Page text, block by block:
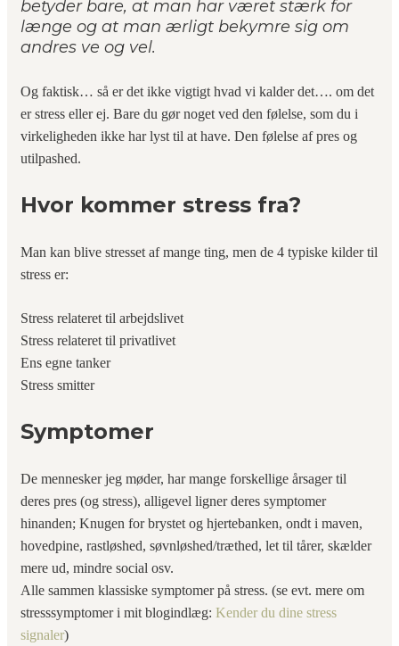
betyder bare, at man har været stærk for
længe og at man ærligt bekymre sig om
andres ve og vel.
Og faktisk… så er det ikke vigtigt hvad vi kalder det…. om det
er stress eller ej. Bare du gør noget ved den følelse, som du i
virkeligheden ikke har lyst til at have. Den følelse af pres og
utilpashed.
Hvor kommer stress fra?
Man kan blive stresset af mange ting, men de 4 typiske kilder til
stress er:
Stress relateret til arbejdslivet
Stress relateret til privatlivet
Ens egne tanker
Stress smitter
Symptomer
De mennesker jeg møder, har mange forskellige årsager til
deres pres (og stress), alligevel ligner deres symptomer
hinanden; Knugen for brystet og hjertebanken, ondt i maven,
hovedpine, rastløshed, søvnløshed/træthed, let til tårer, skælder
mere ud, mindre social osv.
Alle sammen klassiske symptomer på stress. (se evt. mere om
stresssymptomer i mit blogindlæg: Kender du dine stress
signaler)